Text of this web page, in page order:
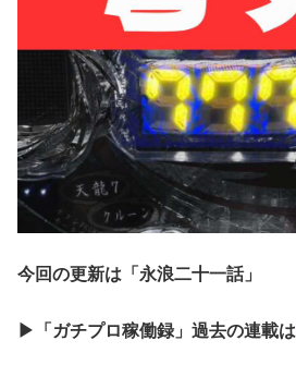
今回の更新は「永浪二十一話」
▶「ガチプロ稼働録」過去の連載は